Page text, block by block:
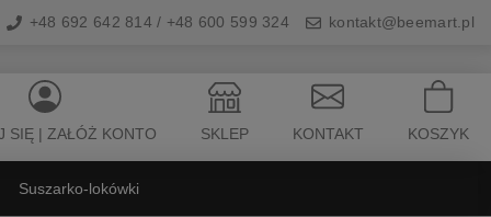
+48 692 642 814 / +48 600 599 324 kontakt@beemart.pl
SIĘ | ZAŁÓŻ KONTO SKLEP KONTAKT KOSZYK
Suszarko-lokówki